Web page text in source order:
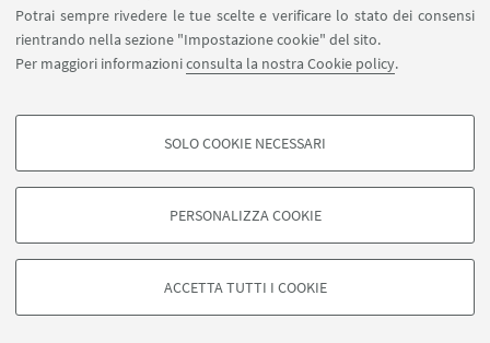
Potrai sempre rivedere le tue scelte e verificare lo stato dei consensi
rientrando nella sezione "Impostazione cookie" del sito.
Per maggiori informazioniconsulta la nostra Cookie policy.
COOKIE DI PROFILAZIONE - FACOLTATIVI
degli utenti, creare profili in base al loro comportamento sul sito, per analisi
di marketing.
Google/Youtube Video
SOLO COOKIE NECESSARI
PERSONALIZZA COOKIE
ACCETTA TUTTI I COOKIE
APP:
©Copyright 2026 - ALMA MATER STUDIORUM - Università di
Bologna - Via Zamboni, 33 - 40126 Bologna - PI: 01131710376 - CF:
80007010376
Privacy
Note legali
Informazioni sul sito e accessibilità
Impostazioni Cookie